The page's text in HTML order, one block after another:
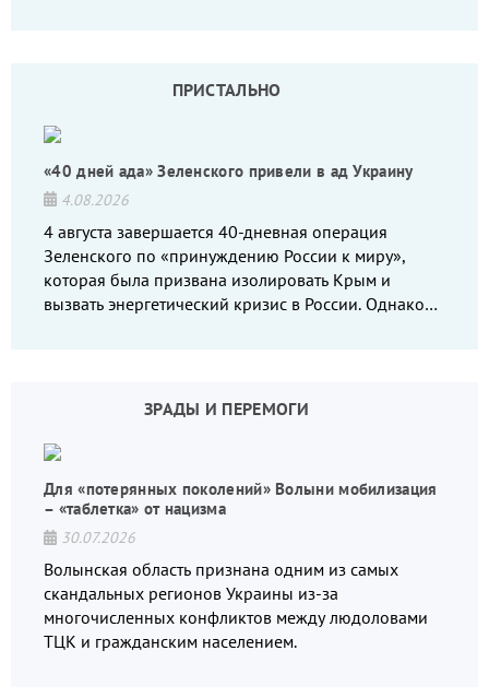
ПРИСТАЛЬНО
«40 дней ада» Зеленского привели в ад Украину
4.08.2026
4 августа завершается 40-дневная операция
Зеленского по «принуждению России к миру»,
которая была призвана изолировать Крым и
вызвать энергетический кризис в России. Однако
ЗРАДЫ И ПЕРЕМОГИ
Для «потерянных поколений» Волыни мобилизация
– «таблетка» от нацизма
30.07.2026
Волынская область признана одним из самых
скандальных регионов Украины из-за
многочисленных конфликтов между людоловами
ТЦК и гражданским населением.